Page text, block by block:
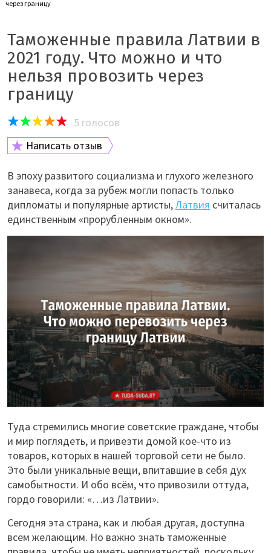
через границу
Таможенные правила Латвии в
2021 году. Что можно и что
нельзя провозить через
границу
5 голосов
Написать отзыв
В эпоху развитого социализма и глухого железного
занавеса, когда за рубеж могли попасть только
дипломаты и популярные артисты,Латвия считалась
единственным «прорубленным окном».
Туда стремились многие советские граждане, чтобы
и мир поглядеть, и привезти домой кое-что из
товаров, которых в нашей торговой сети не было.
Это были уникальные вещи, впитавшие в себя дух
самобытности. И обо всём, что привозили оттуда,
гордо говорили: «…из Латвии».
Сегодня эта страна, как и любая другая, доступна
всем желающим. Но важно знать таможенные